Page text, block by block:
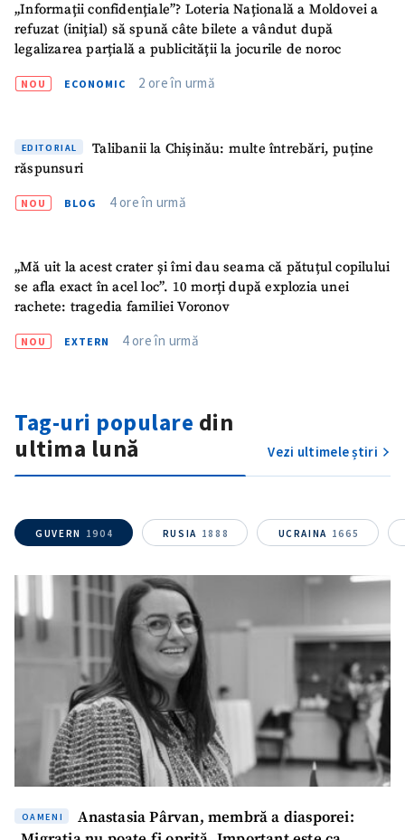
SUSȚINE
„Informații confidențiale”? Loteria Națională a Moldovei a
refuzat (inițial) să spună câte bilete a vândut după
legalizarea parțială a publicității la jocurile de noroc
NOU ECONOMIC 2 ore în urmă
EDITORIAL
Talibanii la Chișinău: multe întrebări, puține
răspunsuri
NOU BLOG 4 ore în urmă
„Mă uit la acest crater și îmi dau seama că pătuțul copilului
se afla exact în acel loc”. 10 morți după explozia unei
rachete: tragedia familiei Voronov
NOU EXTERN 4 ore în urmă
Tag-uri populare din
ultima lună
Vezi ultimele știri
GUVERN 1904 RUSIA 1888 UCRAINA 1665
OAMENI
Anastasia Pârvan, membră a diasporei: